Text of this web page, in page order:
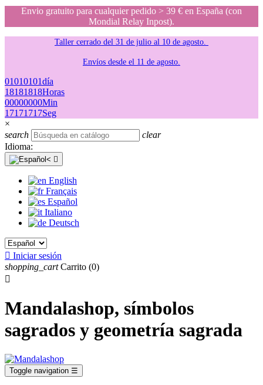
Envio gratuito para cualquier pedido > 39 € en España (con
Mondial Relay Inpost).
Taller cerrado del 31 de julio al 10 de agosto.
Envíos desde el 11 de agosto.
01010101día
18181818Horas
00000000Min
17171717Seg
×
search
clear
Idioma:

English
Français
Español
Italiano
Deutsch
 Iniciar sesión
shopping_cart Carrito (0)

Mandalashop, símbolos
sagrados y geometría sagrada
Toggle navigation ☰